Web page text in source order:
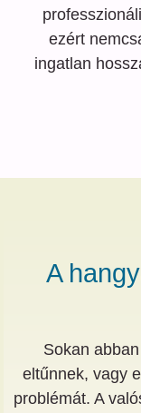
ezért
ingatlan
A
Sokan
eltűnnek, vagy
problémát. A